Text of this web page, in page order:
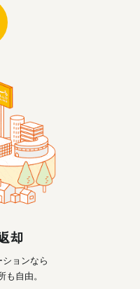
却
ションなら
も自由。